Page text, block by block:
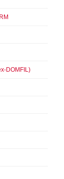
DOMFIL)